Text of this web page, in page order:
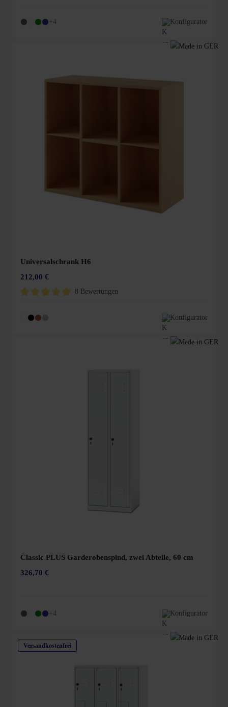
+4 Konfigurator
Universalschrank H6
212,00 €
8 Bewertungen
Konfigurator
Classic PLUS Garderobenspind, zwei Abteile, 60 cm
326,70 €
+4 Konfigurator
Versandkostenfrei